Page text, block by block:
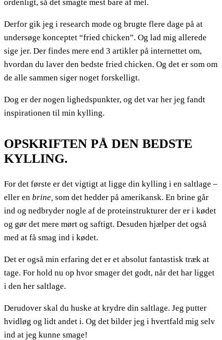
ordenligt, så det smagte mest bare af mel.
Derfor gik jeg i research mode og brugte flere dage på at
undersøge konceptet “fried chicken”. Og lad mig allerede
sige jer. Der findes mere end 3 artikler på internettet om,
hvordan du laver den bedste fried chicken. Og det er som om
de alle sammen siger noget forskelligt.
Dog er der nogen lighedspunkter, og det var her jeg fandt
inspirationen til min kylling.
OPSKRIFTEN PÅ DEN BEDSTE
KYLLING.
For det første er det vigtigt at ligge din kylling i en saltlage –
eller en brine, som det hedder på amerikansk. En brine går
ind og nedbryder nogle af de proteinstrukturer der er i kødet
og gør det mere mørt og saftigt. Desuden hjælper det også
med at få smag ind i kødet.
Det er også min erfaring det er et absolut fantastisk træk at
tage. For hold nu op hvor smager det godt, når det har ligget
i den her saltlage.
Derudover skal du huske at krydre din saltlage. Jeg putter
hvidløg og lidt andet i. Og det bilder jeg i hvertfald mig selv
ind at jeg kunne smage!